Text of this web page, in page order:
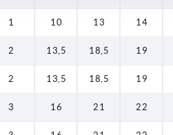
1 10 13 14
2 13,5 18,5 19
2 13,5 18,5 19
3 16 21 22